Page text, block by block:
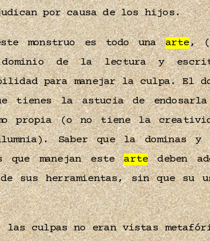
por causa de los hijos.
monstruo es todo unaarte,
dominio de la lectura y
para manejar la culpa. El
tienes la astucia de
propia (o no tiene la
Saber que la
manejan esteartedeben
de sus herramientas, sin que su
las culpas no eran vistas